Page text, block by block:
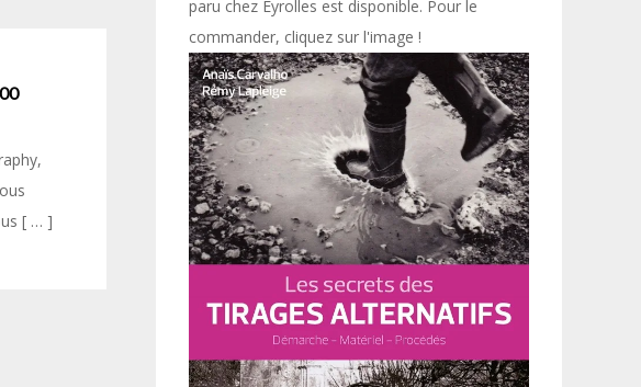
[ … ]
paru chez Eyrolles est disponible. Pour le
commander, cliquez sur l'image !